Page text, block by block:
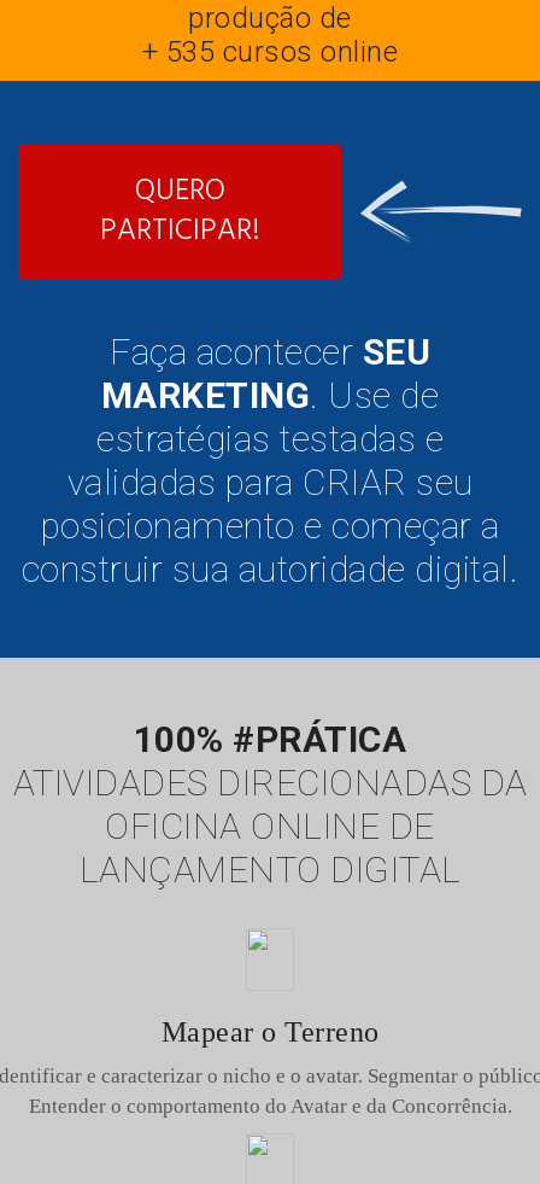
produção de
+ 535 cursos online
QUERO
PARTICIPAR!
Faça acontecer SEU
MARKETING. Use de
estratégias testadas e
validadas para CRIAR seu
posicionamento e começar a
construir sua autoridade digital.
100% #PRÁTICA
ATIVIDADES DIRECIONADAS DA
OFICINA ONLINE DE
LANÇAMENTO DIGITAL
Mapear o Terreno
e caracterizar o nicho e o avatar. Segmentar o
Entender o comportamento do Avatar e da Concorrência.